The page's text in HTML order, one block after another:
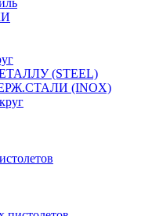
(STEEL)
(INOX)